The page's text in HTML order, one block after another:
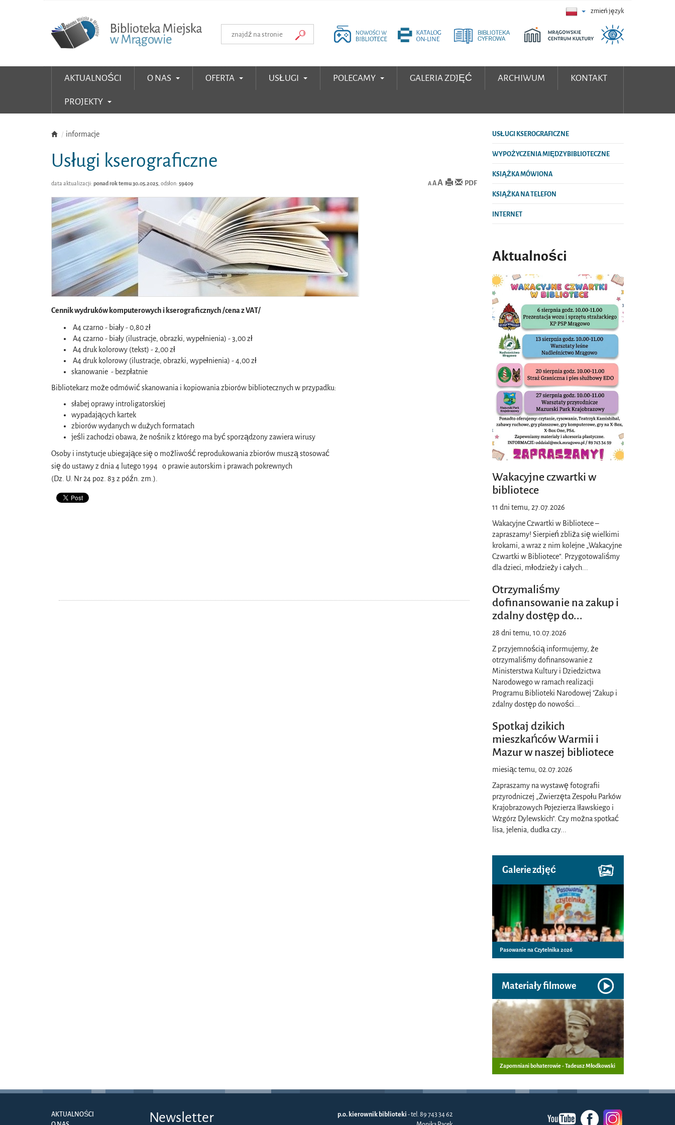
zmień język
AKTUALNOŚCI O NAS OFERTA USŁUGI POLECAMY GALERIA ZDJĘĆ ARCHIWUM KONTAKT
PROJEKTY
informacje
Usługi kserograficzne
data aktualizacji: ponad rok temu 30.05.2025 , odsłon: 59409 A AA PDF
Cennik wydruków komputerowych i kserograficznych /cena z VAT/
A4 czarno - biały - 0,80 zł
A4 czarno - biały (ilustracje, obrazki, wypełnienia) - 3,00 zł
A4 druk kolorowy (tekst) - 2,00 zł
A4 druk kolorowy (ilustracje, obrazki, wypełnienia) - 4,00 zł
skanowanie - bezpłatnie
Bibliotekarz może odmówić skanowania i kopiowania zbiorów bibliotecznych w przypadku:
słabej oprawy introligatorskiej
wypadających kartek
zbiorów wydanych w dużych formatach
jeśli zachodzi obawa, że nośnik z którego ma być sporządzony zawiera wirusy
Osoby i instytucje ubiegające się o możliwość reprodukowania zbiorów muszą stosować
się do ustawyz dnia 4 lutego 1994 o prawie autorskim i prawach pokrewnych
(Dz. U. Nr 24 poz. 83 z późn. zm.).
USŁUGI KSEROGRAFICZNE
WYPOŻYCZENIA MIĘDZYBIBLIOTECZNE
KSIĄŻKA MÓWIONA
KSIĄŻKA NA TELEFON
INTERNET
Aktualności
Wakacyjne czwartki w
bibliotece
11 dni temu, 27.07.2026
Wakacyjne Czwartki w Bibliotece –
zapraszamy! Sierpień zbliża się wielkimi
krokami, a wraz z nim kolejne „Wakacyjne
Czwartki w Bibliotece”. Przygotowaliśmy
dla dzieci, młodzieży i całych...
Otrzymaliśmy
dofinansowanie na zakup i
zdalny dostęp do...
28 dni temu, 10.07.2026
Z przyjemnością informujemy, że
otrzymaliśmy dofinansowanie z
Ministerstwa Kultury i Dziedzictwa
Narodowego w ramach realizacji
Programu Biblioteki Narodowej "Zakup i
zdalny dostęp do nowości
Spotkaj dzikich
mieszkańców Warmii i
Mazur w naszej bibliotece
miesiąc temu, 02.07.2026
Zapraszamy na wystawę fotografii
przyrodniczej „Zwierzęta Zespołu Parków
Krajobrazowych Pojezierza Iławskiego i
Wzgórz Dylewskich”. Czy można spotkać
lisa, jelenia, dudka czy...
Galerie zdjęć
Pasowanie na Czytelnika 2026
Materiały filmowe
Zapomniani bohaterowie - Tadeusz Młodkowski
AKTUALNOŚCI
Newsletter p.o. kierownik biblioteki - tel. 89 743 34 62